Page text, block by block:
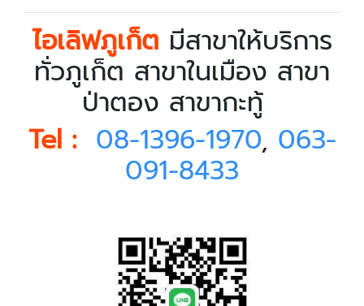
ไอเลิฟภูเก็ต มีสาขาให้บริการ
ทั่วภูเก็ต สาขาในเมือง สาขา
ป่าตอง สาขากะทู้
Tel : 08-1396-1970, 063-
091-8433